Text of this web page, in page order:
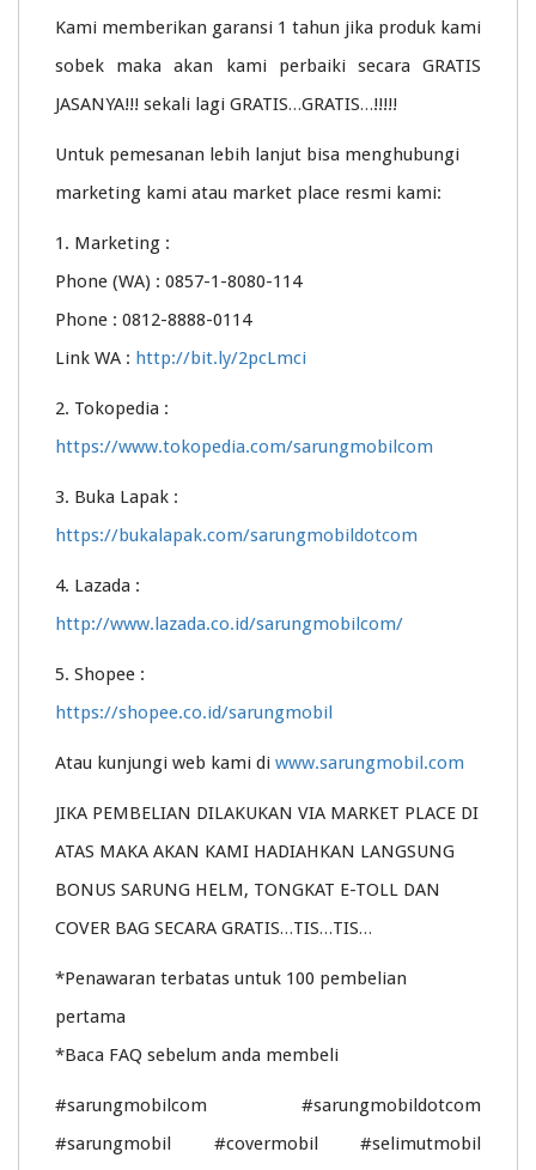
Kami memberikan garansi 1 tahun jika produk kami
sobek maka akan kami perbaiki secara GRATIS
JASANYA!!! sekali lagi GRATIS…GRATIS…!!!!!
Untuk pemesanan lebih lanjut bisa menghubungi
marketing kami atau market place resmi kami:
1. Marketing :
Phone (WA) : 0857-1-8080-114
Phone : 0812-8888-0114
Link WA : http://bit.ly/2pcLmci
2. Tokopedia :
https://www.tokopedia.com/sarungmobilcom
3. Buka Lapak :
https://bukalapak.com/sarungmobildotcom
4. Lazada :
http://www.lazada.co.id/sarungmobilcom/
5. Shopee :
https://shopee.co.id/sarungmobil
Atau kunjungi web kami di www.sarungmobil.com
JIKA PEMBELIAN DILAKUKAN VIA MARKET PLACE DI
ATAS MAKA AKAN KAMI HADIAHKAN LANGSUNG
BONUS SARUNG HELM, TONGKAT E-TOLL DAN
COVER BAG SECARA GRATIS…TIS…TIS…
*Penawaran terbatas untuk 100 pembelian
pertama
*Baca FAQ sebelum anda membeli
#sarungmobilcom #sarungmobildotcom
#sarungmobil #covermobil #selimutmobil